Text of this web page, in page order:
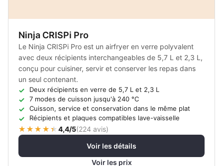
Ninja CRISPi Pro
Le Ninja CRISPi Pro est un airfryer en verre polyvalent
avec deux récipients interchangeables de 5,7 L et 2,3 L,
conçu pour cuisiner, servir et conserver les repas dans
un seul contenant.
Deux récipients en verre de 5,7 L et 2,3 L
7 modes de cuisson jusqu'à 240 °C
Cuisson, service et conservation dans le même plat
Récipients et plaques compatibles lave-vaisselle
4,4/5(224 avis)
Voir les détails
Voir les prix